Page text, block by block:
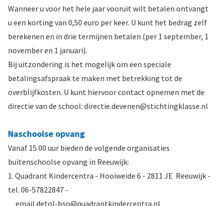
Wanneer u voor het hele jaar vooruit wilt betalen ontvangt
u een korting van 0,50 euro per keer. U kunt het bedrag zelf
berekenen en in drie termijnen betalen (per 1 september, 1
november en 1 januari).
Bij uitzondering is het mogelijk om een speciale
betalingsafspraak te maken met betrekking tot de
overblijfkosten. U kunt hiervoor contact opnemen met de
directie van de school: directie.devenen@stichtingklasse.nl
Naschoolse opvang
Vanaf 15.00 uur bieden de volgende organisaties
buitenschoolse opvang in Reeuwijk:
1. Quadrant Kindercentra - Hooiweide 6 - 2811 JE Reeuwijk -
tel. 06-57822847 -
email detol-bso@quadrantkindercentra.nl